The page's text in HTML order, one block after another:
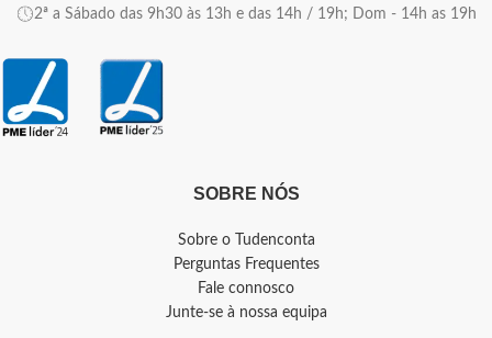
2ª a Sábado das 9h30 às 13h e das 14h / 19h; Dom - 14h as 19h
SOBRE NÓS
Sobre o Tudenconta
Perguntas Frequentes
Fale connosco
Junte-se à nossa equipa